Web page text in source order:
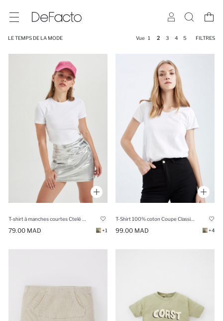
LE TEMPS DE LA MODE Vue 1 2 3 4 5 FILTRES
79.00 MAD +1 99.00 MAD +4